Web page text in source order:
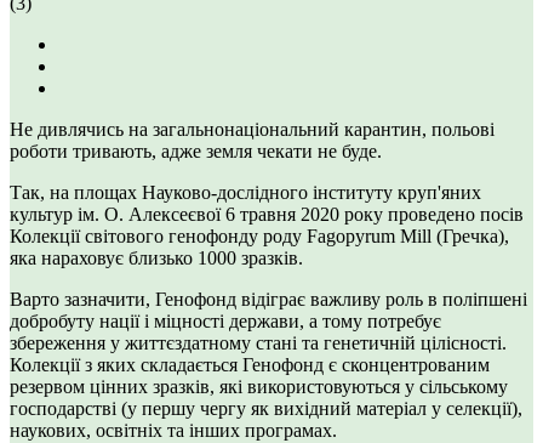
Не дивлячись на загальнонаціональний карантин, польові
роботи тривають, адже земля чекати не буде.
Так, на площах Науково-дослідного інституту круп'яних
культур ім. О. Алексеєвої 6 травня 2020 року проведено посів
Колекції світового генофонду роду Fagopyrum Mill (Гречка),
яка нараховує близько 1000 зразків.
Варто зазначити, Генофонд відіграє важливу роль в поліпшені
добробуту нації і міцності держави, а тому потребує
збереження у життєздатному стані та генетичній цілісності.
Колекції з яких складається Генофонд є сконцентрованим
резервом цінних зразків, які використовуються у сільському
господарстві (у першу чергу як вихідний матеріал у селекції),
наукових, освітніх та інших програмах.